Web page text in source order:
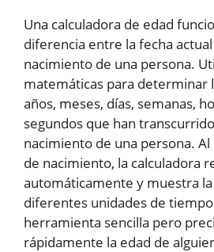
Una calculadora de edad
diferencia entre la fecha
nacimiento de una persona.
matemáticas para determinar
años, meses, días, semanas,
segundos que han
nacimiento de una persona.
de nacimiento, la calculadora
automáticamente y muestra
diferentes unidades de
herramienta sencilla pero
rápidamente la edad de